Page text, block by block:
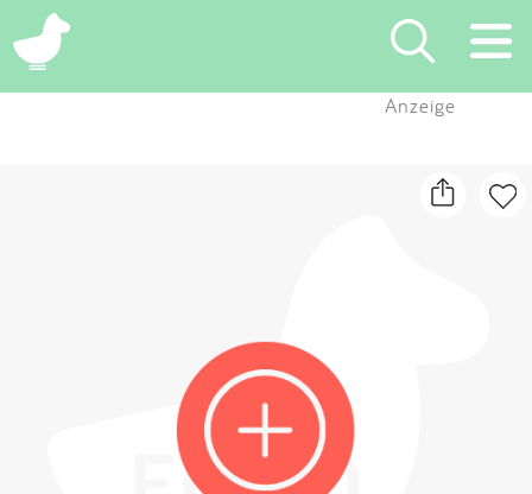
×
Blog
Partner
Kontakt
Anzeige